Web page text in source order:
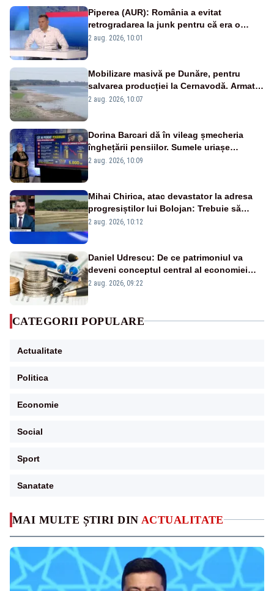
MAI MULTE ȘTIRI DIN ACTUALITATE
Piperea (AUR): România a evitat
retrogradarea la junk pentru că era o
catastrofă pentru bănci și fondurile de
2 aug. 2026, 10:01
Mobilizare masivă pe Dunăre, pentru
salvarea producției la Cernavodă. Armata
va detona o stâncă și va devia apa
2 aug. 2026, 10:07
Dorina Barcari dă în vileag șmecheria
înghețării pensiilor. Sumele uriașe
pierdute de fiecare român
2 aug. 2026, 10:09
Mihai Chirica, atac devastator la adresa
progresiștilor lui Bolojan: Trebuie să
protejăm și natura, dar nu șținem omaneii
2 aug. 2026, 10:12
Daniel Udrescu: De ce patrimoniul va
deveni conceptul central al economiei
viitoare?
2 aug. 2026, 09:22
CATEGORII POPULARE
Actualitate
Politica
Economie
Social
Sport
Sanatate